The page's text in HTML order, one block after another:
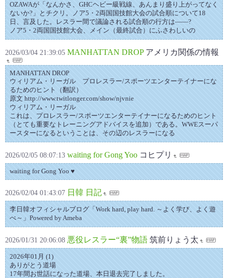
OZAWAが「なんかさ、GHCヘビー級戦線、あんまり盛り上がってなく
ないか?」とチクリ。ノア5・2両国国技館大会の試合順について18
日、言及した。レスラー間で議論される試合順の行方は——?
ノア5・2両国国技館大会、メイン（最終試合）にふさわしいの
2026/03/04 21:39:05 MANHATTAN DROP アメリカ関係の情報
MANHATTAN DROP
ウィリアム・リーガル プロレスラー/スポーツエンターテイナーにな
るためのヒント（翻訳）
原文 http://www.twitlonger.com/show/njvnie
ウィリアム・リーガル
これは、プロレスラー/スポーツエンターテイナーになるためのヒント
（とても重要なトレーニングアドバイスを追加）である。WWEスーパ
ースターになるということは、その辺のレスラーになる
2026/02/05 08:07:13 waiting for Gong Yoo コヒプリ
waiting for Gong Yoo ♥
2026/02/04 01:43:07 日韓 日記
李日韓オフィシャルブログ「Work hard, play hard. ～よく学び、よく遊
べ～」Powered by Ameba
2026/01/31 20:06:08 悪役レスラー“裏”物語 筑前りょう太
2026年01月 (1)
ありがとう道場
17年間お世話になった道場、本日退去完了しました。